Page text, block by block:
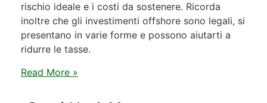
rischio ideale e i costi da sostenere. Ricorda
inoltre che gli investimenti offshore sono legali, si
presentano in varie forme e possono aiutarti a
ridurre le tasse.
Read More »